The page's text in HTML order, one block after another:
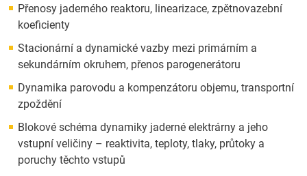
Přenosy jaderného reaktoru, linearizace, zpětnovazební
koeficienty
Stacionární a dynamické vazby mezi primárním a
sekundárním okruhem, přenos parogenerátoru
Dynamika parovodu a kompenzátoru objemu, transportní
zpoždění
Blokové schéma dynamiky jaderné elektrárny a jeho
vstupní veličiny – reaktivita, teploty, tlaky, průtoky a
poruchy těchto vstupů